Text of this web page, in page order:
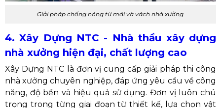
Giải pháp chống nóng từ mái và vách nhà xưởng
4. Xây Dựng NTC - Nhà thầu xây dựng
nhà xưởng hiện đại, chất lượng cao
Xây Dựng NTC là đơn vị cung cấp giải pháp thi công
nhà xưởng chuyên nghiệp, đáp ứng yêu cầu về công
năng, độ bền và hiệu quả sử dụng. Đơn vị luôn chú
trọng trong từng giai đoạn từ thiết kế, lựa chọn vật